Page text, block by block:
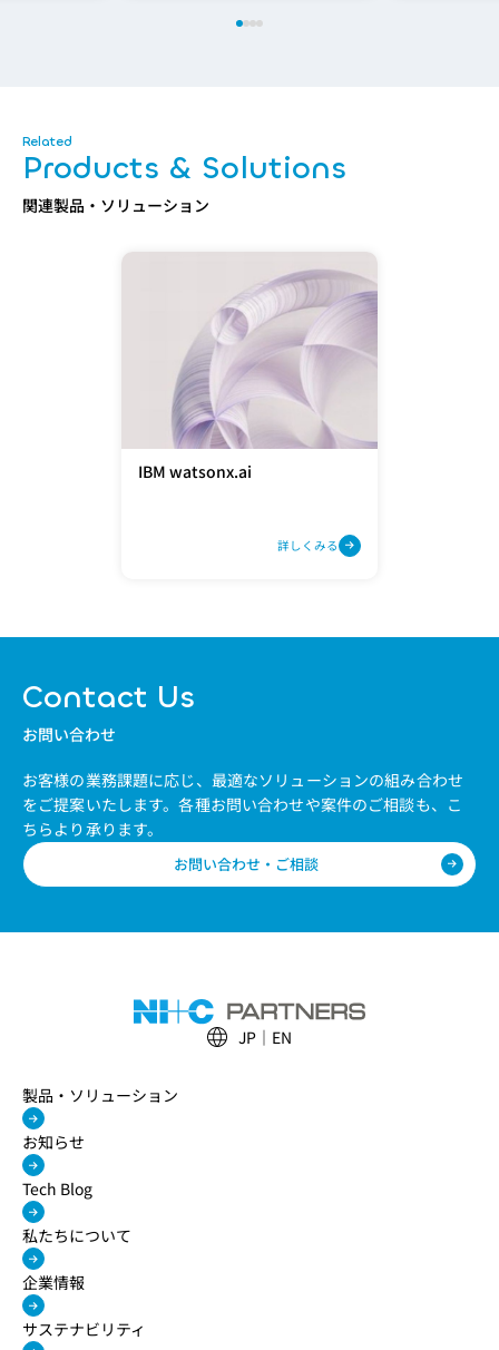
Products & Solutions
関連製品・ソリューション
IBM watsonx.ai
詳しくみる
Contact Us
お問い合わせ
お客様の業務課題に応じ、最適なソリューションの組み合わせ
をご提案いたします。各種お問い合わせや案件のご相談も、こ
ちらより承ります。
お問い合わせ・ご相談
JP EN
製品・ソリューション
お知らせ
Tech Blog
私たちについて
企業情報
サステナビリティ